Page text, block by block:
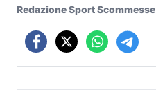
Redazione Sport Scommesse